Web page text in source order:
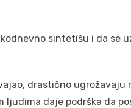
sintetišu i da se
drastično ugrožavaju
ljudima daje podrška da